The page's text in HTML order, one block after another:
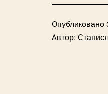
Опубликовано
Автор: